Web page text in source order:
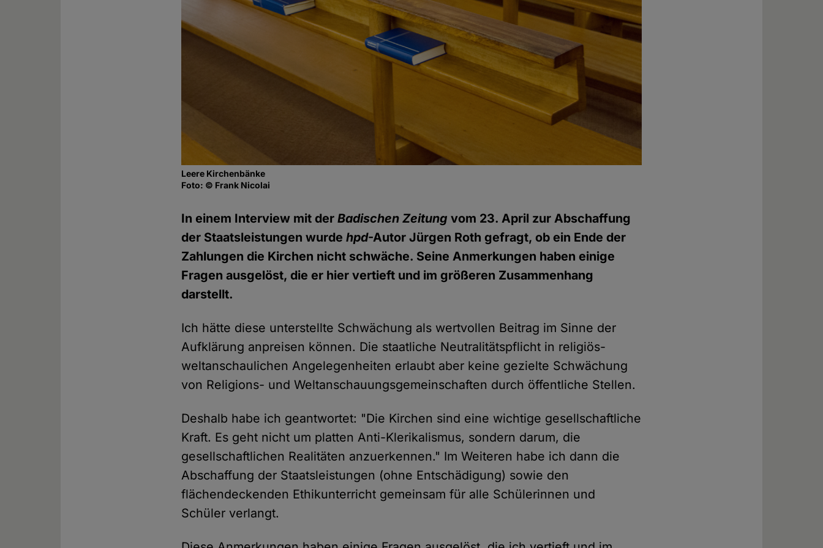
Leere Kirchenbänke
Foto: © Frank Nicolai
In einem Interview mit derBadischen Zeitung vom 23. April zur Abschaffung
der Staatsleistungen wurdehpd-Autor Jürgen Roth gefragt, ob ein Ende der
Zahlungen die Kirchen nicht schwäche. Seine Anmerkungen haben einige
Fragen ausgelöst, die er hier vertieft und im größeren Zusammenhang
darstellt.
Ich hätte diese unterstellte Schwächung als wertvollen Beitrag im Sinne der
Aufklärung anpreisen können. Die staatliche Neutralitätspflicht in religiös-
weltanschaulichen Angelegenheiten erlaubt aber keine gezielte Schwächung
von Religions- und Weltanschauungsgemeinschaften durch öffentliche Stellen.
Deshalb habe ich geantwortet: "Die Kirchen sind eine wichtige gesellschaftliche
Kraft. Es geht nicht um platten Anti-Klerikalismus, sondern darum, die
gesellschaftlichen Realitäten anzuerkennen." Im Weiteren habe ich dann die
Abschaffung der Staatsleistungen (ohne Entschädigung) sowie den
flächendeckenden Ethikunterricht gemeinsam für alle Schülerinnen und
Schüler verlangt.